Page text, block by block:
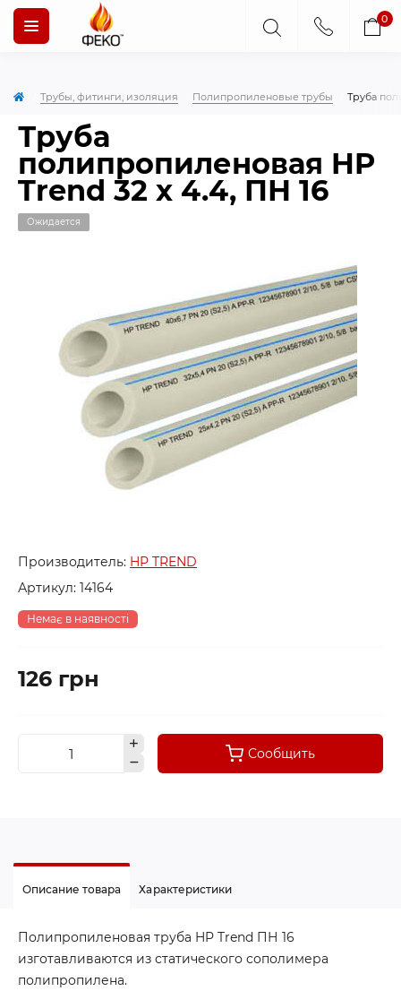
0
Трубы, фитинги, изоляция Полипропиленовые трубы Труба
Труба
полипропиленовая HP
Trend 32 x 4.4, ПН 16
Ожидается
Производитель: HP TREND
Артикул: 14164
Немає в наявності
126 грн
Сообщить
Описание товара Характеристики
Полипропиленовая труба HP Trend ПН 16
изготавливаются из статического сополимера
полипропилена.